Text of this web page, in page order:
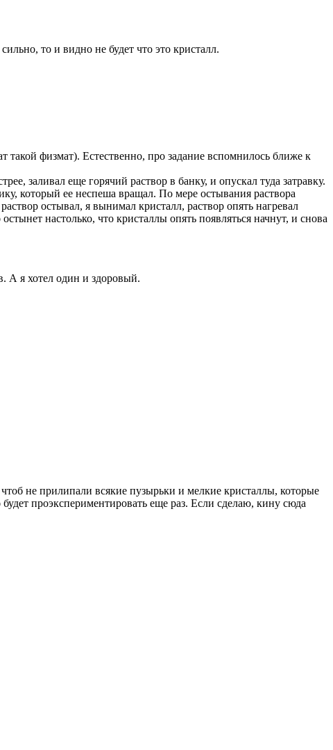
то и видно не будет что это кристалл.
физмат). Естественно, про задание вспомнилось ближе к
заливал еще горячий раствор в банку, и опускал туда затравку.
который ее неспеша вращал. По мере остывания раствора
остывал, я вынимал кристалл, раствор опять нагревал
настолько, что кристаллы опять появляться начнут, и снова
А я хотел один и здоровый.
не прилипали всякие пузырьки и мелкие кристаллы, которые
проэкспериментировать еще раз. Если сделаю, кину сюда